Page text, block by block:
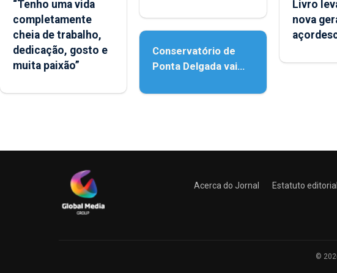
“Tenho uma vida
completamente
cheia de trabalho,
dedicação, gosto e
muita paixão”
acessibilidade
Conservatório de
Ponta Delgada vai
instrumentos
Livro
nova
Acerca do Jornal Estatuto editorial
©